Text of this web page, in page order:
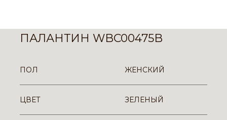
ПАЛАНТИН WBC00475B
ПОЛ ЖЕНСКИЙ
ЦВЕТ ЗЕЛЕНЫЙ